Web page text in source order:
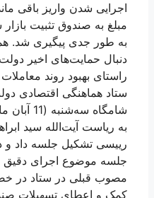
اجرایی شدن واریز باقی
مبلغ به صندوق تثبیت بازار
به طور جدی پیگیری شد.
دنبال حمایت‌های اخیر دولت
راستای بهبود روند معاملات
ستاد هماهنگی اقتصادی
به ریاست آیت‌الله سید
ريیسی تشکیل جلسه داد و
جلسه موضوع اجرای دقیق
مصوب قبلی در ستاد در
کمک و اعطای تسهیلات